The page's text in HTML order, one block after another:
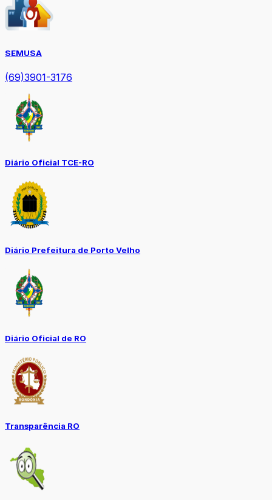
SEMUSA
(69)3901-3176
Diário Oficial TCE-RO
Diário Prefeitura de Porto Velho
Diário Oficial de RO
Transparência RO